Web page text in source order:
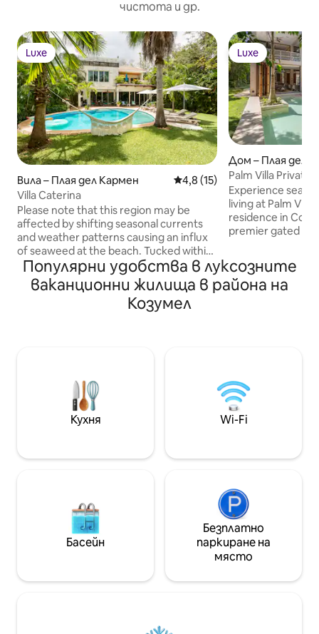
чистота и др.
Luxe
Luxe
Вила – Плая дел Кармен Средна оценка: 4,8 от 5,
4,8 (15)
Villa Caterina
Please note that this region may be
affected by shifting seasonal currents
and weather patterns causing an influx
of seaweed at the beach. Tucked within
the gated Playacar community, the
landscaped gardens and mosaicked
swimming pool of Villa Caterina provide
unmatched serenity in the Mayan
a 20 minute walk to Playacar Beach or
short drive to Mayan ruins. Copyright ©
Luxury Retreats. All rights reserved.
BEDROOM & BATHROOM Main House •
bed, Ensuite bathroom with stand-alone
bed, Ensuite bathroom with stand-alone
shower & bathtub, Jetted tub, Television
• Bedroom 3: 2 Double size beds, Sofa
bed, Ensuite bathroom with
Walk-in closet • Bedroom 4: King size
bathroom with stand-alone shower,
Luxe
Luxe
Дом – Плая дел
Palm Villa Private
Carmen
Experience
living at Palm
residence in
premier gated
with elegant
pool, terrace
Популярни удобства в луксозните
ваканционни жилища в района на
Козумел
Кухня Wi-Fi
Басейн
Безплатно
паркиране на
място